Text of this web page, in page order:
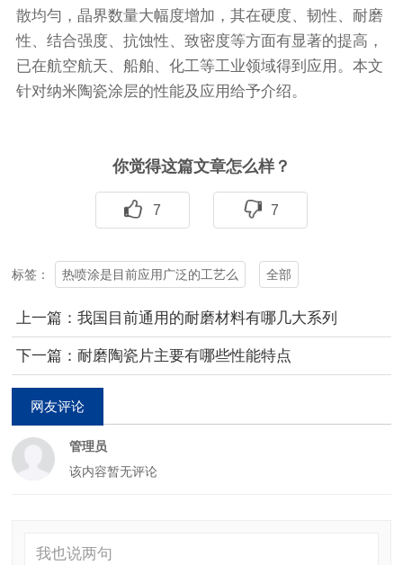
散均勻，晶界数量大幅度增加，其在硬度、韧性、耐磨
性、结合强度、抗蚀性、致密度等方面有显著的提高，
已在航空航天、船舶、化工等工业领域得到应用。本文
针对纳米陶瓷涂层的性能及应用给予介绍。
你觉得这篇文章怎么样？
7 7
标签： 热喷涂是目前应用广泛的工艺么 全部
上一篇：我国目前通用的耐磨材料有哪几大系列
下一篇：耐磨陶瓷片主要有哪些性能特点
网友评论
管理员
该内容暂无评论